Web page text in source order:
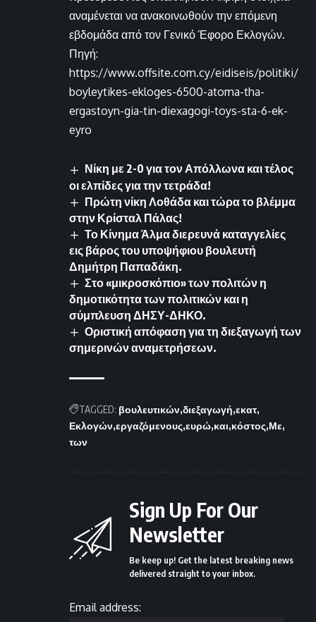
αναμένεται να ανακοινωθούν την επόμενη
εβδομάδα από τον Γενικό Έφορο Εκλογών.
Πηγή:
https://www.offsite.com.cy/eidiseis/politiki/
boyleytikes-ekloges-6500-atoma-tha-
ergastoyn-gia-tin-diexagogi-toys-sta-6-ek-
eyro
Νίκη με 2-0 για τον Απόλλωνα και τέλος
οι ελπίδες για την τετράδα!
Πρώτη νίκη Λοθάδα και τώρα το βλέμμα
στην Κρίσταλ Πάλας!
Το Κίνημα Άλμα διερευνά καταγγελίες
εις βάρος του υποψήφιου βουλευτή
Δημήτρη Παπαδάκη.
Στο «μικροσκόπιο» των πολιτών η
δημοτικότητα των πολιτικών και η
σύμπλευση ΔΗΣΥ-ΔΗΚΟ.
Οριστική απόφαση για τη διεξαγωγή των
σημερινών αναμετρήσεων.
TAGGED: βουλευτικών διεξαγωγή εκατ
Εκλογών εργαζόμενους ευρώ και κόστος Με
των
Sign Up For Our
Newsletter
Be keep up! Get the latest breaking news
delivered straight to your inbox.
Email address: